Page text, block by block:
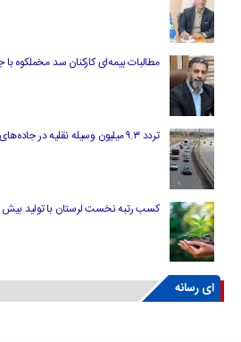
مطالبات بیمه‌ای کارکنان سد مخملکوه
تردد ۹.۳ میلیون وسیله نقلیه در جاده‌های لرستان در طرح اربعین
کسب رتبه نخست لرستان با تولید بیش از ۲۹ میلیون اصله
ای رسانه